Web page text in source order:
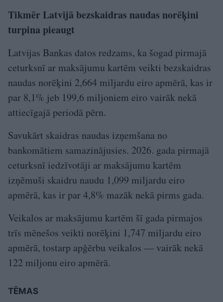
Tikmēr Latvijā bezskaidras naudas norēķini
turpina pieaugt
Latvijas Bankas datos redzams, ka šogad pirmajā
ceturksnī ar maksājumu kartēm veikti bezskaidras
naudas norēķini 2,664 miljardu eiro apmērā, kas ir
par 8,1% jeb 199,6 miljoniem eiro vairāk nekā
attiecīgajā periodā pērn.
Savukārt skaidras naudas izņemšana no
bankomātiem samazinājusies. 2026. gada pirmajā
ceturksnī iedzīvotāji ar maksājumu kartēm
izņēmuši skaidru naudu 1,099 miljardu eiro
apmērā, kas ir par 4,8% mazāk nekā pirms gada.
Veikalos ar maksājumu kartēm šī gada pirmajos
trīs mēnešos veikti norēķini 1,747 miljardu eiro
apmērā, tostarp apģērbu veikalos — vairāk nekā
122 miljonu eiro apmērā.
TĒMAS